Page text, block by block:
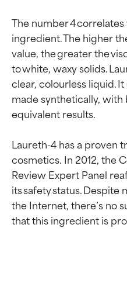
The number 4
ingredient. The higher
value, the greater the
to white, waxy solids.
clear, colourless liquid.
made synthetically,
equivalent results.
Laureth-4 has a proven
cosmetics. In 2012, the
Review Expert Panel
its safety status.
the Internet, there’s no